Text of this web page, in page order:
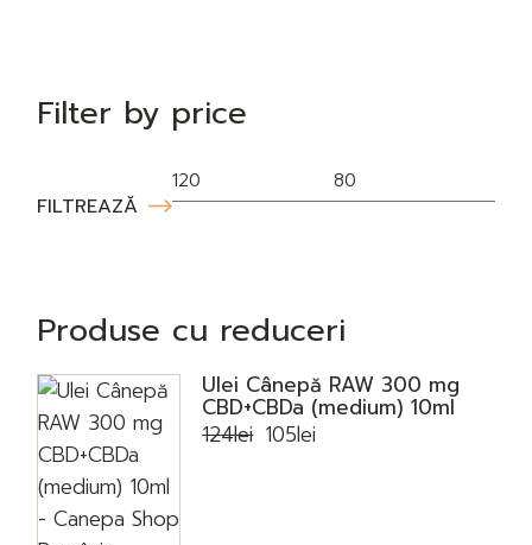
Filter by price
FILTREAZĂ
Produse cu reduceri
Ulei Cânepă RAW 300 mg
CBD+CBDa (medium) 10ml
124lei
Prețul 105lei
Prețul